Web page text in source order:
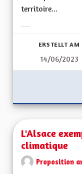
territoire...
ERSTELLT AM
14/06/2023
L'Alsace
climatique
Proposition